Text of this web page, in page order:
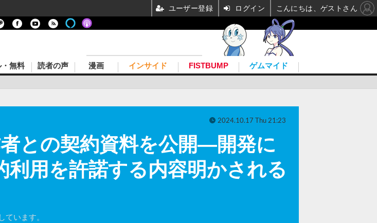
・無料 読者の声 漫画 インサイド FISTBUMP ゲムマイド
との契約資料を公開―開発に
利用を許諾する内容明かされる
います。
2024.10.17 Thu 21:23
ユーザー登録 ログイン こんにちは、ゲストさん